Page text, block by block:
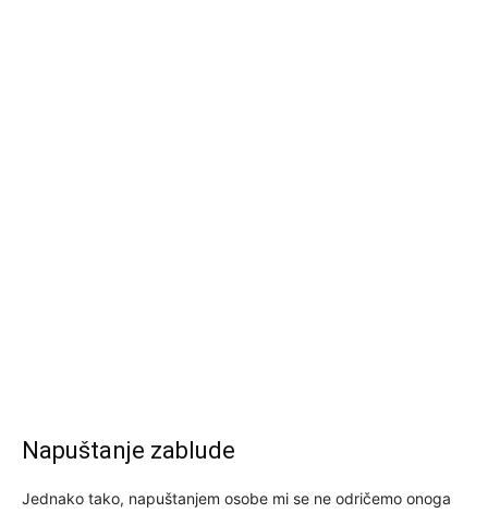
Napuštanje zablude
Jednako tako, napuštanjem osobe mi se ne odričemo onoga